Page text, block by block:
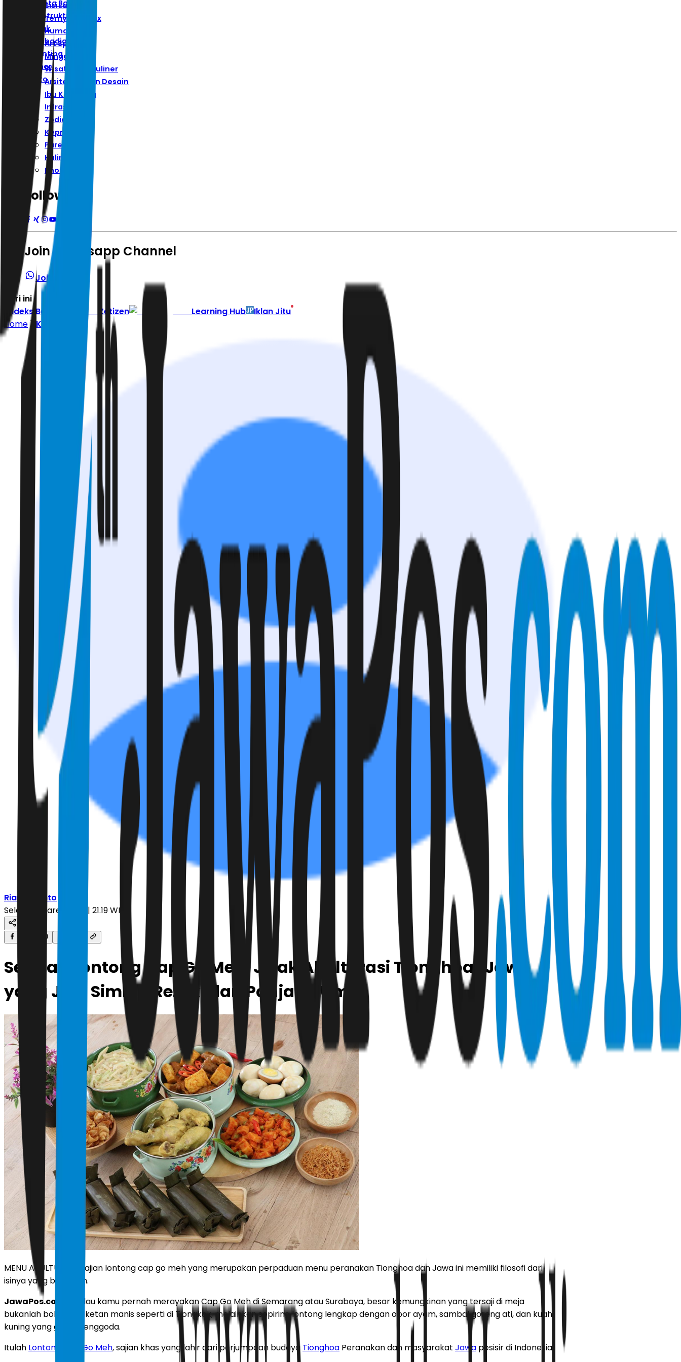
Ibu Kota Baru
Infrastruktur
Zodiak
Kepribadian
Parenting
Kuliner
Photo
Sisi Lain
Ternyata Hoax
Humaniora
Art Space
Minggu
Wisata Dan Kuliner
Arsitektur Dan Desain
Ibu Kota Baru
Infrastruktur
Zodiak
Kepribadian
Parenting
Kuliner
Photo
Follow Us
Join Whatsapp Channel
Join Channel
Hari ini
Indeks Berita Zetizen Learning Hub
Iklan Jitu
Home
Kuliner
Rian Alfianto
Selasa, 3 Maret 2026 | 21.19 WIB
Sejarah Lontong Cap Go Meh: Jejak Akulturasi Tionghoa–Jawa
yang Jadi Simbol Rezeki dan Panjang Umur
MENU AKULTURASI: Sajian lontong cap go meh yang merupakan perpaduan menu peranakan Tionghoa dan Jawa ini memiliki filosofi dari
isinya yang beragam.
JawaPos.com
- Kalau kamu pernah merayakan Cap Go Meh di Semarang atau Surabaya, besar kemungkinan yang tersaji di meja
bukanlah bola-bola ketan manis seperti di Tiongkok, melainkan sepiring lontong lengkap dengan opor ayam, sambal goreng ati, dan kuah
kuning yang gurih menggoda.
Itulah Lontong Cap Go Meh, sajian khas yang lahir dari perjumpaan budaya Tionghoa Peranakan dan masyarakat Jawa pesisir di Indonesia.